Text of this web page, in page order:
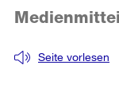
Seite vorlesen